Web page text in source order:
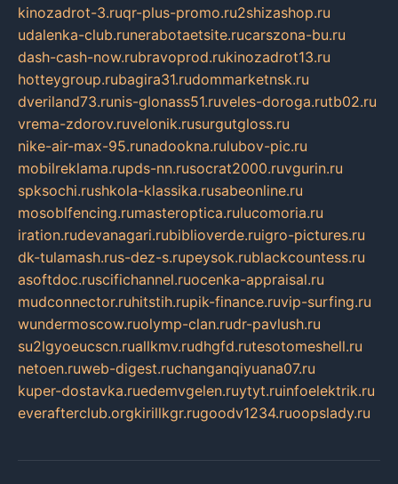
kinozadrot-3.ruqr-plus-promo.ru2shizashop.ru
udalenka-club.runerabotaetsite.rucarszona-bu.ru
dash-cash-now.rubravoprod.rukinozadrot13.ru
hotteygroup.rubagira31.rudommarketnsk.ru
dveriland73.runis-glonass51.ruveles-doroga.rutb02.ru
vrema-zdorov.ruvelonik.rusurgutgloss.ru
nike-air-max-95.runadookna.rulubov-pic.ru
mobilreklama.rupds-nn.rusocrat2000.ruvgurin.ru
spksochi.rushkola-klassika.rusabeonline.ru
mosoblfencing.rumasteroptica.rulucomoria.ru
iration.rudevanagari.rubiblioverde.ruigro-pictures.ru
dk-tulamash.rus-dez-s.rupeysok.rublackcountess.ru
asoftdoc.ruscifichannel.ruocenka-appraisal.ru
mudconnector.ruhitstih.rupik-finance.ruvip-surfing.ru
wundermoscow.ruolymp-clan.rudr-pavlush.ru
su2lgyoeucscn.ruallkmv.rudhgfd.rutesotomeshell.ru
netoen.ruweb-digest.ruchanganqiyuana07.ru
kuper-dostavka.ruedemvgelen.ruytyt.ruinfoelektrik.ru
everafterclub.orgkirillkgr.rugoodv1234.ruoopslady.ru